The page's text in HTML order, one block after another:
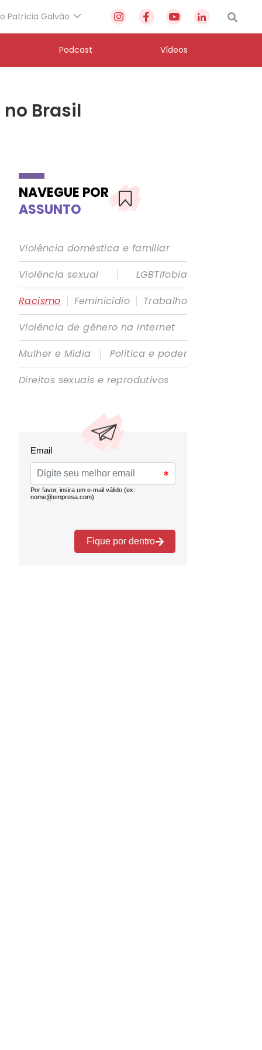
Patrícia Galvão
Podcast Vídeos
Brasil
NAVEGUE POR
ASSUNTO
Violência doméstica e familiar
Violência sexual
|
LGBTIfobia
Racismo | Feminicídio | Trabalho
Violência de gênero na internet
Mulher e Mídia
|
Política e poder
Direitos sexuais e reprodutivos